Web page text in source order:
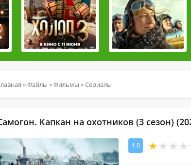
»Файлы »Фильмы »Сериалы
Капкан на охотников (3 сезон)
1.0